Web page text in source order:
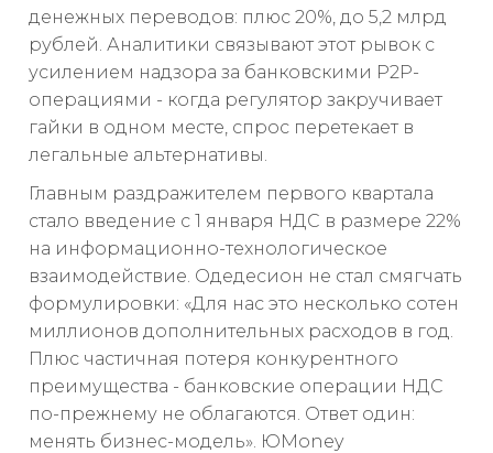
денежных переводов: плюс 20%, до 5,2 млрд
рублей. Аналитики связывают этот рывок с
усилением надзора за банковскими P2P-
операциями - когда регулятор закручивает
гайки в одном месте, спрос перетекает в
легальные альтернативы.
Главным раздражителем первого квартала
стало введение с 1 января НДС в размере 22%
на информационно-технологическое
взаимодействие. Одедесион не стал смягчать
формулировки: «Для нас это несколько сотен
миллионов дополнительных расходов в год.
Плюс частичная потеря конкурентного
преимущества - банковские операции НДС
по-прежнему не облагаются. Ответ один:
менять бизнес-модель». ЮMoney